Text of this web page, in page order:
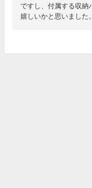
ですし、付属する収納
嬉しいかと思いました。